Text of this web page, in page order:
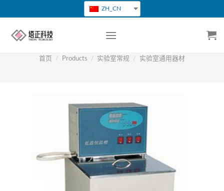
转
ZH_CN
首页 / Products / 实验室常规 / 实验室通用器材